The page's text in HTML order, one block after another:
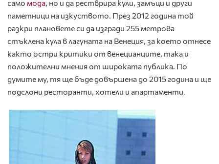
само мода, но и да рестврира кули, замъци и други
паметници на изкуството. През 2012 година той
разкри плановете си да изгради 255 метрова
стъклена кула в лагуната на Венеция, за което отнесе
както остри критики от венецианците, така и
положителни мнения от широката публика. По
думите му, тя ще бъде довършена до 2015 година и ще
подслони ресторанти, хотели и апартаменти.